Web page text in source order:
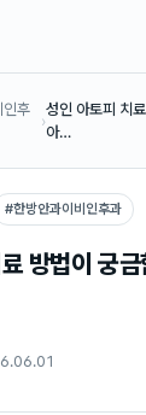
인후
›
성인 아토피 치
아…
#한방안과이비인후과
방법이 궁